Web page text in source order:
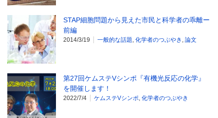
STAP細胞問題から見えた市民と科学者の乖離ー
前編
2014/3/19 一般的な話題, 化学者のつぶやき , 論文
第27回ケムステVシンポ『有機光反応の化学』
を開催します！
2022/7/4 ケムステVシンポ, 化学者のつぶやき